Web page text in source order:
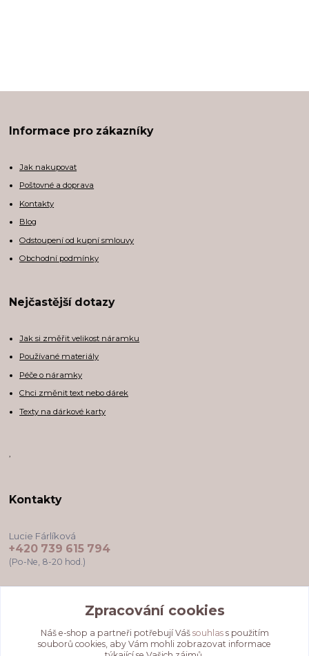
Informace pro zákazníky
Jak nakupovat
Poštovné a doprava
Kontakty
Blog
Odstoupení od kupní smlouvy
Obchodní podmínky
Nejčastější dotazy
Jak si změřit velikost náramku
Používané materiály
Péče o náramky
Chci změnit text nebo dárek
Texty na dárkové karty
,
Kontakty
Lucie Fárlíková
+420 739 615 794
(Po-Ne, 8-20 hod.)
Zpracování cookies
Náš e-shop a partneři potřebují Váš souhlass použitím
souborů cookies, aby Vám mohli zobrazovat informace